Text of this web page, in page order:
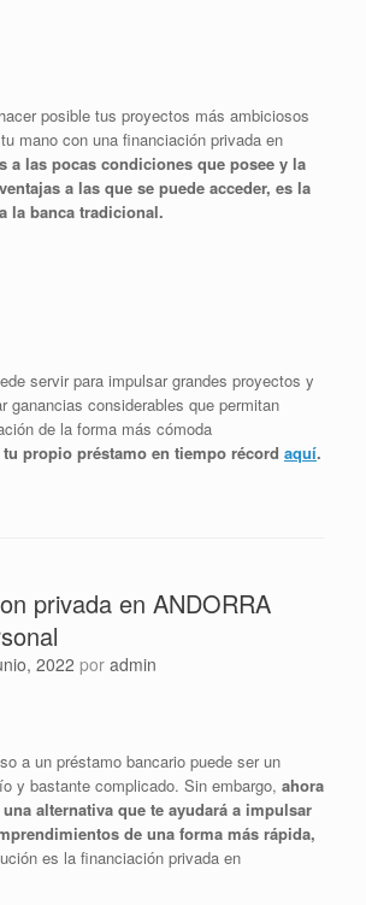
posible tus proyectos más ambiciosos
mano con una financiación privada en
a las pocas condiciones que posee y la
a las que se puede acceder, es la
la banca tradicional.
servir para impulsar grandes proyectos y
ganancias considerables que permitan
de la forma más cómoda
propio préstamo en tiempo récord aquí.
privada en ANDORRA
2022 por admin
a un préstamo bancario puede ser un
y bastante complicado. Sin embargo, ahora
alternativa que te ayudará a impulsar
de una forma más rápida,
es la financiación privada en